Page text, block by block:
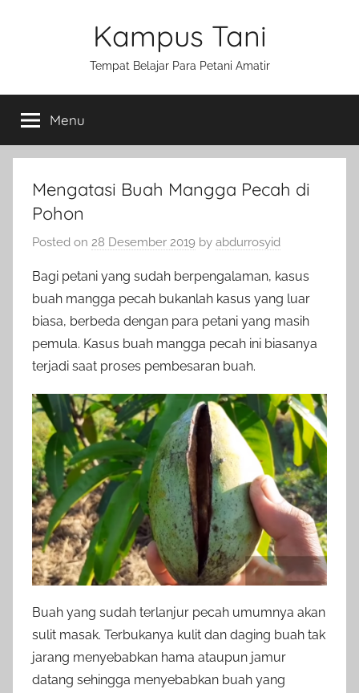
Kampus Tani
Tempat Belajar Para Petani Amatir
Menu
Mengatasi Buah Mangga Pecah di
Pohon
Posted on 28 Desember 2019 by abdurrosyid
Bagi petani yang sudah berpengalaman, kasus
buah mangga pecah bukanlah kasus yang luar
biasa, berbeda dengan para petani yang masih
pemula. Kasus buah mangga pecah ini biasanya
terjadi saat proses pembesaran buah.
Buah yang sudah terlanjur pecah umumnya akan
sulit masak. Terbukanya kulit dan daging buah tak
jarang menyebabkan hama ataupun jamur
datang sehingga menyebabkan buah yang